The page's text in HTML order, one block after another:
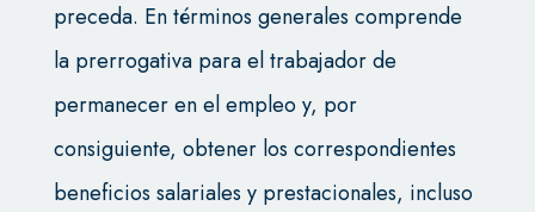
preceda. En términos generales comprende
la prerrogativa para el trabajador de
permanecer en el empleo y, por
consiguiente, obtener los correspondientes
beneficios salariales y prestacionales, incluso